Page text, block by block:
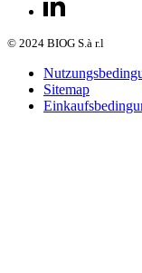
© 2024 BIOG S.à r.l
Sitemap